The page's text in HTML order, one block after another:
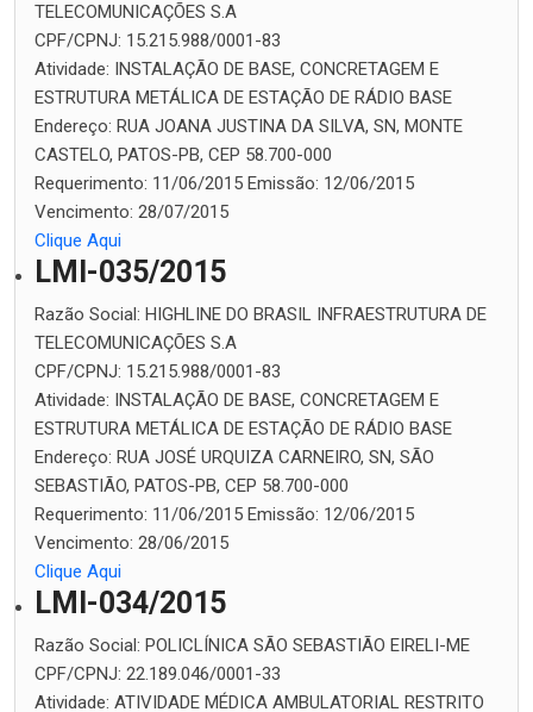
TELECOMUNICAÇÕES S.A
CPF/CPNJ: 15.215.988/0001-83
Atividade: INSTALAÇÃO DE BASE, CONCRETAGEM E
ESTRUTURA METÁLICA DE ESTAÇÃO DE RÁDIO BASE
Endereço: RUA JOANA JUSTINA DA SILVA, SN, MONTE
CASTELO, PATOS-PB, CEP 58.700-000
Requerimento: 11/06/2015 Emissão: 12/06/2015
Vencimento: 28/07/2015
Clique Aqui
LMI-035/2015
Razão Social: HIGHLINE DO BRASIL INFRAESTRUTURA DE
TELECOMUNICAÇÕES S.A
CPF/CPNJ: 15.215.988/0001-83
Atividade: INSTALAÇÃO DE BASE, CONCRETAGEM E
ESTRUTURA METÁLICA DE ESTAÇÃO DE RÁDIO BASE
Endereço: RUA JOSÉ URQUIZA CARNEIRO, SN, SÃO
SEBASTIÃO, PATOS-PB, CEP 58.700-000
Requerimento: 11/06/2015 Emissão: 12/06/2015
Vencimento: 28/06/2015
Clique Aqui
LMI-034/2015
Razão Social: POLICLÍNICA SÃO SEBASTIÃO EIRELI-ME
CPF/CPNJ: 22.189.046/0001-33
Atividade: ATIVIDADE MÉDICA AMBULATORIAL RESTRITO